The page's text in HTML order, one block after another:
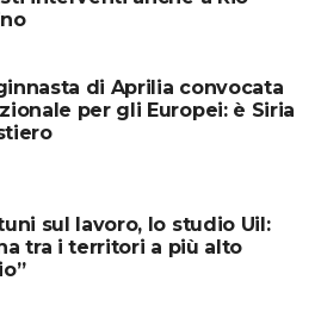
di Aprilia convocata
per gli Europei: è Siria
sul lavoro, lo studio Uil:
tra i territori a più alto